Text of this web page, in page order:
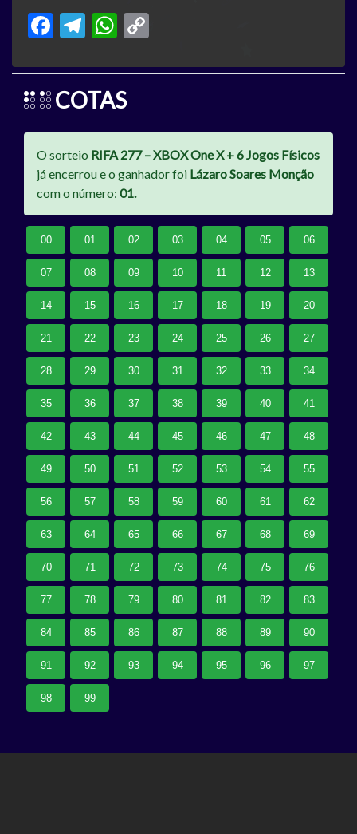
Facebook
Telegram
WhatsApp
COTAS
O sorteio RIFA 277 – XBOX One X + 6 Jogos Físicos
já encerrou e o ganhador foi Lázaro Soares Monção
com o número: 01.
00 01 02 03 04 05 06
07 08 09 10 11 12 13
14 15 16 17 18 19 20
21 22 23 24 25 26 27
28 29 30 31 32 33 34
35 36 37 38 39 40 41
42 43 44 45 46 47 48
49 50 51 52 53 54 55
56 57 58 59 60 61 62
63 64 65 66 67 68 69
70 71 72 73 74 75 76
77 78 79 80 81 82 83
84 85 86 87 88 89 90
91 92 93 94 95 96 97
98 99